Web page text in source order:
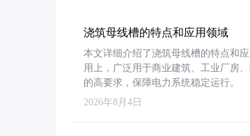
浇筑母线槽的特点和应用领域
本文详细介绍了浇筑母线槽的特点和
用上，广泛用于商业建筑、工业厂房
的高要求，保障电力系统稳定运行。
2026年8月4日